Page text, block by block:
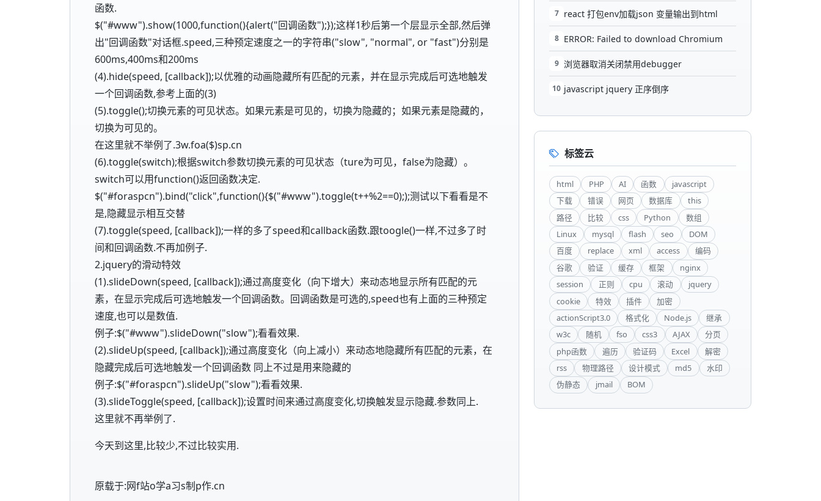
函数.
$("#www").show(1000,function(){alert("回调函数");});这样1秒后第一个层显示全部,然后弹
出"回调函数"对话框.speed,三种预定速度之一的字符串("slow", "normal", or "fast")分别是
600ms,400ms和200ms
(4).hide(speed, [callback]);以优雅的动画隐藏所有匹配的元素，并在显示完成后可选地触发
一个回调函数,参考上面的(3)
(5).toggle();切换元素的可见状态。如果元素是可见的，切换为隐藏的；如果元素是隐藏的，
切换为可见的。
在这里就不举例了.3w.foa($)sp.cn
(6).toggle(switch);根据switch参数切换元素的可见状态（ture为可见，false为隐藏）。
switch可以用function()返回函数决定.
$("#foraspcn").bind("click",function(){$("#www").toggle(t++%2==0););测试以下看看是不
是,隐藏显示相互交替
(7).toggle(speed, [callback]);一样的多了speed和callback函数.跟toogle()一样,不过多了时
间和回调函数.不再加例子.
2.jquery的滑动特效
(1).slideDown(speed, [callback]);通过高度变化（向下增大）来动态地显示所有匹配的元
素，在显示完成后可选地触发一个回调函数。回调函数是可选的,speed也有上面的三种预定
速度,也可以是数值.
例子:$("#www").slideDown("slow");看看效果.
(2).slideUp(speed, [callback]);通过高度变化（向上减小）来动态地隐藏所有匹配的元素，在
隐藏完成后可选地触发一个回调函数 同上不过是用来隐藏的
例子:$("#foraspcn").slideUp("slow");看看效果.
(3).slideToggle(speed, [callback]);设置时间来通过高度变化,切换触发显示隐藏.参数同上.
这里就不再举例了.
今天到这里,比较少,不过比较实用.
原载于:网f站o学a习s制p作.cn
7 react 打包env加载json 变量输出到html
8 ERROR: Failed to download Chromium
9 浏览器取消关闭禁用debugger
10 javascript jquery 正序倒序
标签云
html PHP AI 函数
javascript
下载
错误 网页 数据库
this
路径
比较 css Python
数组
Linux
mysql flash seo
DOM
百度
replace xml access
编码
谷歌
验证 缓存 框架
nginx
session
正则 cpu 滚动
jquery
cookie
特效 插件
加密
actionScript3.0
格式化 Node.js
继承
w3c
随机 fso css3 AJAX
分页
php函数
遍历 验证码 Excel
解密
rss
物理路径 设计模式 md5
水印
伪静态
jmail BOM